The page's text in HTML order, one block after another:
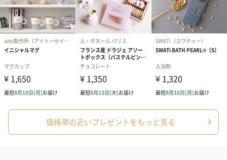
フラワーテディベア
（2,390円）
テディベア（バニラ）
（1,760円）
テディベア（
ル）（1,760円
紅茶・コーヒー・スイーツを同梱してお届けいたします。ギフト
への＋αにおすすめです。
価格帯の近いプレゼントをもっと見る